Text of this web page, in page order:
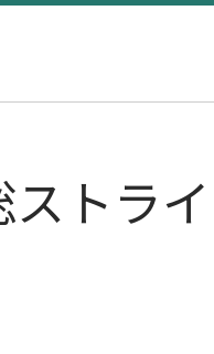
ストラ